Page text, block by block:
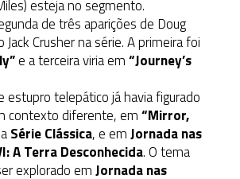
esteja no segmento.
de três aparições de Doug
Crusher na série. A primeira foi
e a terceira viria em“Journey’s
estupro telepático já havia figurado
contexto diferente, em“Mirror,
Série Clássica, e emJornada nas
A Terra Desconhecida. O tema
explorado emJornada nas